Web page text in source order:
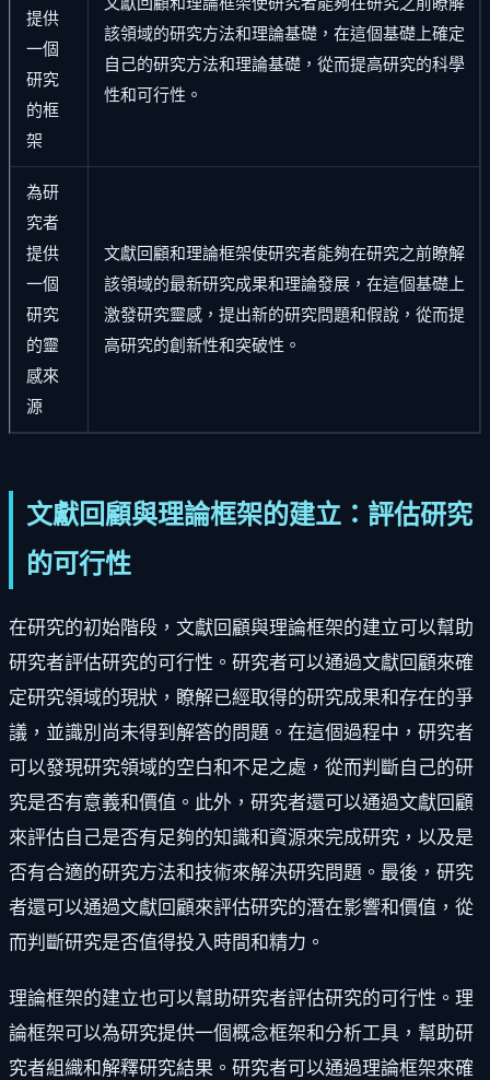
提供
一個
研究
的框
架
該領域的研究方法和理論基礎，在這個基礎上確定
自己的研究方法和理論基礎，從而提高研究的科學
性和可行性。
為研
究者
提供
一個
研究
的靈
感來
源
文獻回顧和理論框架使研究者能夠在研究之前瞭解
該領域的最新研究成果和理論發展，在這個基礎上
激發研究靈感，提出新的研究問題和假說，從而提
高研究的創新性和突破性。
文獻回顧與理論框架的建立：評估研究
的可行性
在研究的初始階段，文獻回顧與理論框架的建立可以幫助
研究者評估研究的可行性。研究者可以通過文獻回顧來確
定研究領域的現狀，瞭解已經取得的研究成果和存在的爭
議，並識別尚未得到解答的問題。在這個過程中，研究者
可以發現研究領域的空白和不足之處，從而判斷自己的研
究是否有意義和價值。此外，研究者還可以通過文獻回顧
來評估自己是否有足夠的知識和資源來完成研究，以及是
否有合適的研究方法和技術來解決研究問題。最後，研究
者還可以通過文獻回顧來評估研究的潛在影響和價值，從
而判斷研究是否值得投入時間和精力。
理論框架的建立也可以幫助研究者評估研究的可行性。理
論框架可以為研究提供一個概念框架和分析工具，幫助研
究者組織和解釋研究結果。研究者可以通過理論框架來確